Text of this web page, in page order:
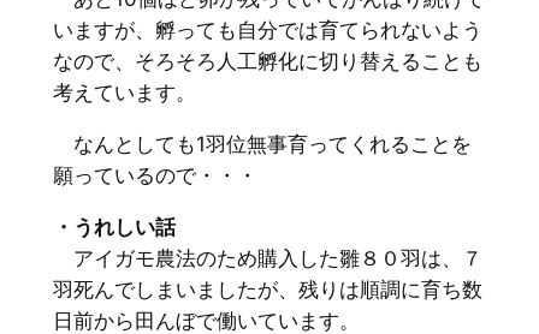
いますが、孵っても自分では育てられないよう
なので、そろそろ人工孵化に切り替えることも
考えています。
なんとしても1羽位無事育ってくれることを
願っているので・・・
・うれしい話
アイガモ農法のため購入した雛８０羽は、７
羽死んでしまいましたが、残りは順調に育ち数
日前から田んぼで働いています。